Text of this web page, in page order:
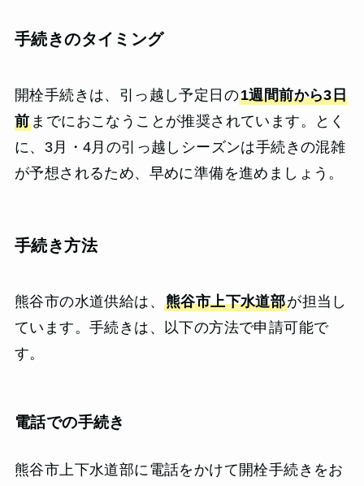
手続きのタイミング
開栓手続きは、引っ越し予定日の1週間前から3日
前 までにおこなうことが推奨されています。とく
に、3月・4月の引っ越しシーズンは手続きの混雑
が予想されるため、早めに準備を進めましょう。
手続き方法
熊谷市の水道供給は、 熊谷市上下水道部が担当し
ています。手続きは、以下の方法で申請可能で
す。
電話での手続き
熊谷市上下水道部に電話をかけて開栓手続きをお